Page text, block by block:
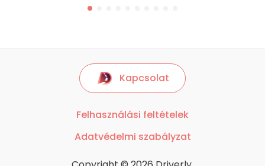
Kapcsolat
Felhasználási feltételek
Adatvédelmi szabályzat